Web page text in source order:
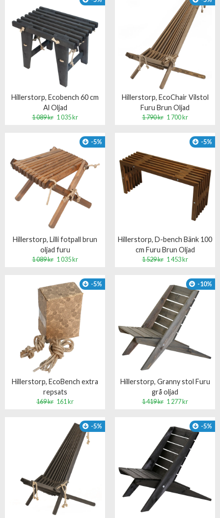
Hillerstorp, Ecobench 60 cm
Al Oljad
1 089 kr 1 035 kr
Hillerstorp, EcoChair Vilstol
Furu Brun Oljad
1 790 kr 1 700 kr
Hillerstorp, Lilli fotpall brun
oljad furu
1 089 kr 1 035 kr
-5%
Hillerstorp, D-bench Bänk 100
cm Furu Brun Oljad
1 529 kr 1 453 kr
-5%
Hillerstorp, EcoBench extra
repsats
169 kr 161 kr
-5%
Hillerstorp, Granny stol Furu
grå oljad
1 419 kr 1 277 kr
-10%
-5% -5%